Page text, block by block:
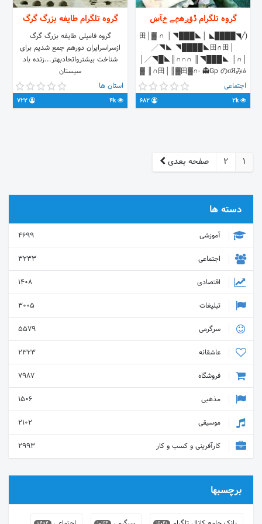
گروه تلگرام ڐۋږهݦے ݗآښ
(╱◥████◣ │田│▓ ∩ │◥███◣
╱◥◣ ◥████◣田∩田│
│╱◥█◣║∩∩∩ ║◥███◣ │∩│
▓ ║∩田│║▓田▓∩- 👻Gp のσЯみﾑ
ℳi kみﾑⓢ🐥 ☛ρν👅яєʍσνє⚠️ ☞ℓɨŋк
🎈яєʍσνє⚠️ ☞ƒσɦѕɦ 🙊яєʍσνє⚠️ ☞
ѕɦкɦвzɨ👿яєʍσνє⚠️ ☞รєxเ+18😐χℓɨѕɨ
اجتماعی
2k
گروه تلگرام طایفه بزرگ گرگ
گروه فامیلی طایفه بزرگ گرگ
ازسراسرایران دورهم جمع شدیم برای
شناخت بیشترواتحادبهتر...زنده باد
سیستان
استان ها
4k
1
2 صفحه بعدی
دسته ها
آموزشی
4699
اجتماعی
3233
اقتصادی
1408
تبلیغات
3005
سرگرمی
5579
عاشقانه
2323
فروشگاه
7987
مذهبی
1506
موسیقی
2102
کارآفرینی و کسب و کار
2993
برچسبها